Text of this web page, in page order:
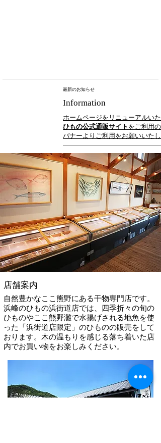
最新のお知らせ
Information
ホームページをリニューアルいた
ひもの公式通販サイト をご利用
バナーよりご利用をお願いいたし
店舗案内
自然豊かなここ熊野にある干物専門店です。
浜峰のひもの浜街道店では、四季折々の旬の
ひものやここ熊野灘で水揚げされる地魚を使
った「浜街道店限定」のひものの販売をして
おります。木の温もりを感じる落ち着いた店
内でお買い物をお楽しみください。